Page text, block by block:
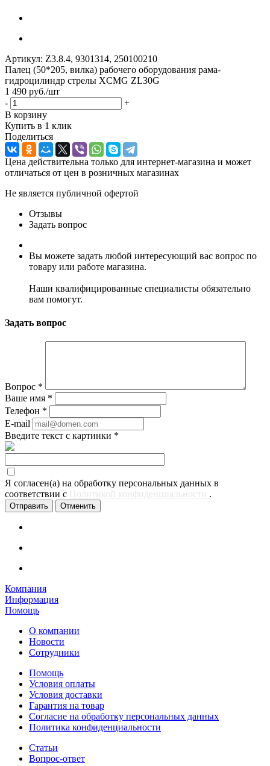
Артикул: Z3.8.4, 9301314, 250100210
Палец (50*205, вилка) рабочего оборудования рама-
гидроцилиндр стрелы XCMG ZL30G
1 490 руб./шт
-
+
В корзину
Купить в 1 клик
Поделиться
Цена действительна только для интернет-магазина и может
отличаться от цен в розничных магазинах
Не является публичной офертой
Отзывы
Задать вопрос
Вы можете задать любой интересующий вас вопрос по
товару или работе магазина.
Наши квалифицированные специалисты обязательно
вам помогут.
Задать вопрос
Вопрос *
Ваше имя *
Телефон *
E-mail
Введите текст с картинки *
Я согласен(а) на обработку персональных данных в
соответствии с Политикой конфиденциальности .
Отменить
Компания
Информация
Помощь
О компании
Новости
Сотрудники
Помощь
Условия оплаты
Условия доставки
Гарантия на товар
Согласие на обработку персональных данных
Политика конфиденциальности
Статьи
Вопрос-ответ